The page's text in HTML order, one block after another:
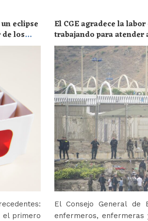
eclipse
los
el primero
El CGE agradece la
trabajando para atender
El Consejo General
enfermeros,